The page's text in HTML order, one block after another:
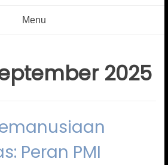
Menu
2025
Peran PMI